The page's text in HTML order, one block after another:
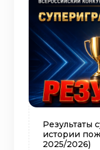
Результаты
истории
2025/2026)